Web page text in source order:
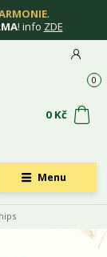
.
! info ZDE
Menu
0
0 Kč